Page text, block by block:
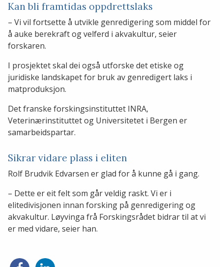
Kan bli framtidas oppdrettslaks
– Vi vil fortsette å utvikle genredigering som middel for
å auke berekraft og velferd i akvakultur, seier
forskaren.
I prosjektet skal dei også utforske det etiske og
juridiske landskapet for bruk av genredigert laks i
matproduksjon.
Det franske forskingsinstituttet INRA,
Veterinærinstituttet og Universitetet i Bergen er
samarbeidspartar.
Sikrar vidare plass i eliten
Rolf Brudvik Edvarsen er glad for å kunne gå i gang.
– Dette er eit felt som går veldig raskt. Vi er i
elitedivisjonen innan forsking på genredigering og
akvakultur. Løyvinga frå Forskingsrådet bidrar til at vi
er med vidare, seier han.